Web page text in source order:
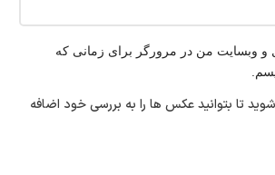
و وبسایت من در مرورگر برای زمانی که
تا بتوانید عکس ها را به بررسی خود اضافه